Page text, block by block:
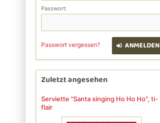
Passwort:
Passwort vergessen? ANMELDEN
Zuletzt angesehen
Serviette "Santa singing Ho Ho Ho", ti-
flair